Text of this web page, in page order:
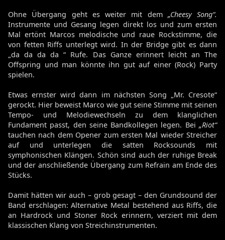
Ohne Übergang geht es weiter mit dem „Cheesy Song“.
Instrumente und Gesang legen direkt los und zum ersten
Mal ertönt Marcos melodische und raue Rockstimme, die
von fetten Riffs unterlegt wird. In der Bridge gibt es dann
„da da da da “ Rufe. Das Ganze erinnert leicht an The
Offspring und man könnte ihn gut auf einer (Rock) Party
spielen.
Etwas ernster wird dann im nächsten Song „Mr. Cresote“
gerockt. Hier beweist Marco wie gut seine Stimme mit seinen
Tempo- und Melodiewechseln zu dem klanglichen
Fundament passt, den seine Bandkollegen legen. Bei „Riot“
tauchen nach dem Opener zum ersten Mal wieder Streicher
auf und unterlegen die satten Rocksounds mit
symphonischen Klängen. Schön sind auch der ruhige Break
und der anschließende Übergang zum Refrain am Ende des
Stücks.
Damit hätten wir auch – grob gesagt – den Grundsound der
Band erschlagen: Alternative Metal bestehend aus Riffs, die
an Hardrock und Stoner Rock erinnern, verziert mit dem
klassischen Klang von Streichinstrumenten.